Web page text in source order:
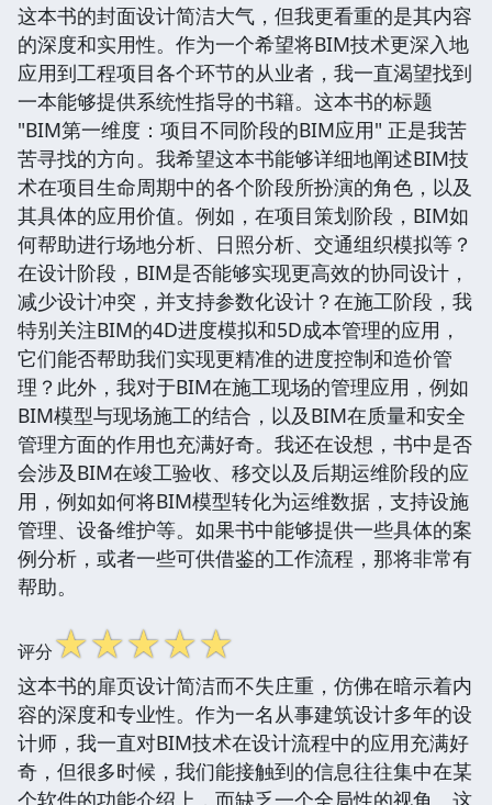
这本书的封面设计简洁大气，但我更看重的是其内容
的深度和实用性。作为一个希望将BIM技术更深入地
应用到工程项目各个环节的从业者，我一直渴望找到
一本能够提供系统性指导的书籍。这本书的标题
"BIM第一维度：项目不同阶段的BIM应用" 正是我苦
苦寻找的方向。我希望这本书能够详细地阐述BIM技
术在项目生命周期中的各个阶段所扮演的角色，以及
其具体的应用价值。例如，在项目策划阶段，BIM如
何帮助进行场地分析、日照分析、交通组织模拟等？
在设计阶段，BIM是否能够实现更高效的协同设计，
减少设计冲突，并支持参数化设计？在施工阶段，我
特别关注BIM的4D进度模拟和5D成本管理的应用，
它们能否帮助我们实现更精准的进度控制和造价管
理？此外，我对于BIM在施工现场的管理应用，例如
BIM模型与现场施工的结合，以及BIM在质量和安全
管理方面的作用也充满好奇。我还在设想，书中是否
会涉及BIM在竣工验收、移交以及后期运维阶段的应
用，例如如何将BIM模型转化为运维数据，支持设施
管理、设备维护等。如果书中能够提供一些具体的案
例分析，或者一些可供借鉴的工作流程，那将非常有
帮助。
评分☆☆☆☆☆
这本书的扉页设计简洁而不失庄重，仿佛在暗示着内
容的深度和专业性。作为一名从事建筑设计多年的设
计师，我一直对BIM技术在设计流程中的应用充满好
奇，但很多时候，我们能接触到的信息往往集中在某
个软件的功能介绍上，而缺乏一个全局性的视角。这